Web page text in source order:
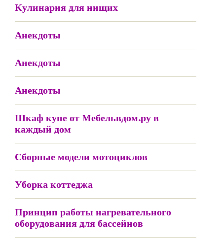
Кулинария для нищих
Анекдоты
Анекдоты
Анекдоты
Шкаф купе от Мебельвдом.ру в
каждый дом
Сборные модели мотоциклов
Уборка коттеджа
Принцип работы нагревательного
оборудования для бассейнов